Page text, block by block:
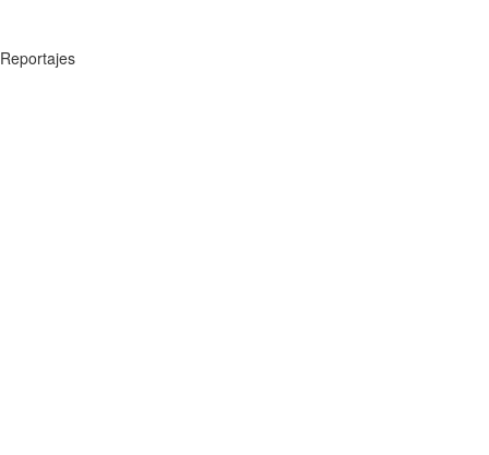
Reportajes